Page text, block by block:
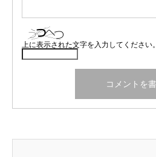
上に表示された文字を入力してください。